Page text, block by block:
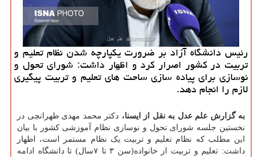
رئیس دانشگاه آزاد بر ضرورت یكپارچه شدن نظام تعلیم و
تربیت در كشور اصرار كرد و اظهار داشت: شورای تحول و
نوسازی برای پیاده سازی ساحت های تعلیم و تربیت پیگیری
لازم را انجام دهد.
به گزارش علم عدل به نقل از ایسنا، دکتر محمد مهدی طهرانچی در
نخستین جلسه شورای تحول و نوسازی نظام آموزشی کشور با بیان
این مطلب که نظام تعلیم و تربیت یک نظام مستمر است، اظهار
داشت: تعلیم و تربیت از خانواده(سن ۳ تا ۷سال) تا دانشگاه ادامه